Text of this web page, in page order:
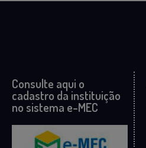
Consulte aqui o
cadastro da instituição
no sistema e-MEC